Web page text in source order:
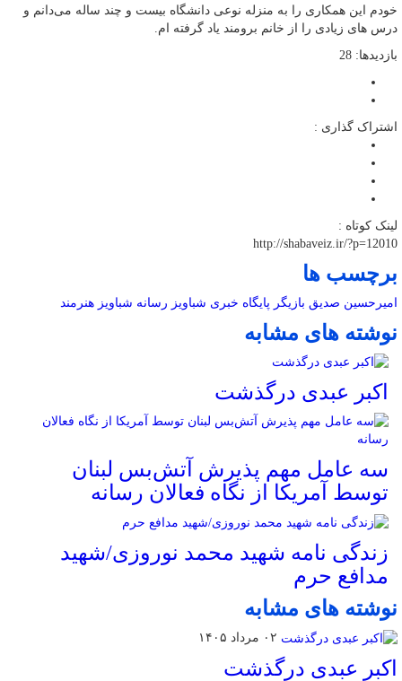
خودم این همکاری را به منزله نوعی دانشگاه بیست و چند ساله می‌دانم و
درس‌ های زیادی را از خانم برومند یاد گرفته‌ ام.
بازدیدها: 28
اشتراک گذاری :
لینک کوتاه :
http://shabaveiz.ir/?p=12010
برچسب ها
امیرحسین صدیق بازیگر پایگاه خبری شباویز رسانه شباویز هنرمند
نوشته های مشابه
اکبر عبدی درگذشت
سه عامل مهم پذیرش آتش‌بس لبنان
توسط آمریکا از نگاه فعالان رسانه
زندگی نامه شهید محمد نوروزی/شهید
مدافع حرم
نوشته های مشابه
۰۲ مرداد ۱۴۰۵
اکبر عبدی درگذشت